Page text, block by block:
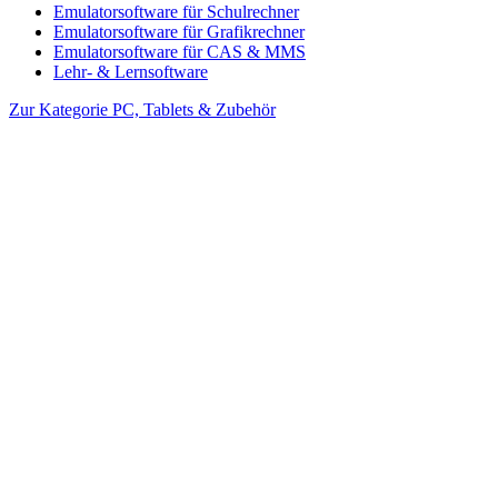
Emulatorsoftware für Schulrechner
Emulatorsoftware für Grafikrechner
Emulatorsoftware für CAS & MMS
Lehr- & Lernsoftware
Zur Kategorie PC, Tablets & Zubehör